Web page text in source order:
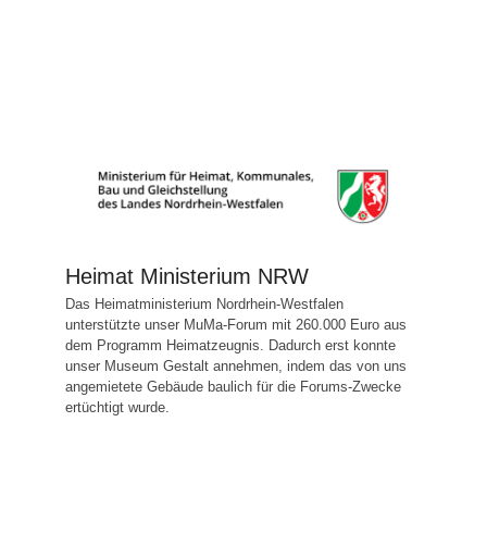
Heimat Ministerium NRW
Das Heimatministerium Nordrhein-Westfalen
unterstützte unser MuMa-Forum mit 260.000 Euro aus
dem Programm Heimatzeugnis. Dadurch erst konnte
unser Museum Gestalt annehmen, indem das von uns
angemietete Gebäude baulich für die Forums-Zwecke
ertüchtigt wurde.